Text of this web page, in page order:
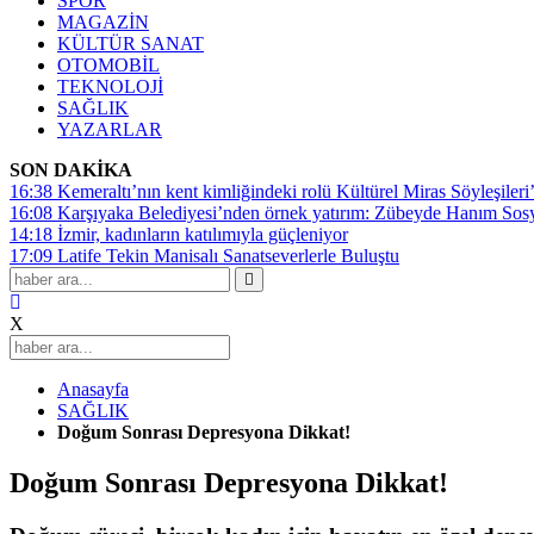
MAGAZİN
KÜLTÜR SANAT
OTOMOBİL
TEKNOLOJİ
SAĞLIK
YAZARLAR
SON DAKİKA
16:38 Kemeraltı’nın kent kimliğindeki rolü Kültürel Miras
16:08 Karşıyaka Belediyesi’nden örnek yatırım: Zübeyde Hanım
14:18 İzmir, kadınların katılımıyla güçleniyor
17:09 Latife Tekin Manisalı Sanatseverlerle Buluştu
X
Anasayfa
SAĞLIK
Doğum Sonrası Depresyona Dikkat!
Doğum Sonrası Depresyona Dikkat!